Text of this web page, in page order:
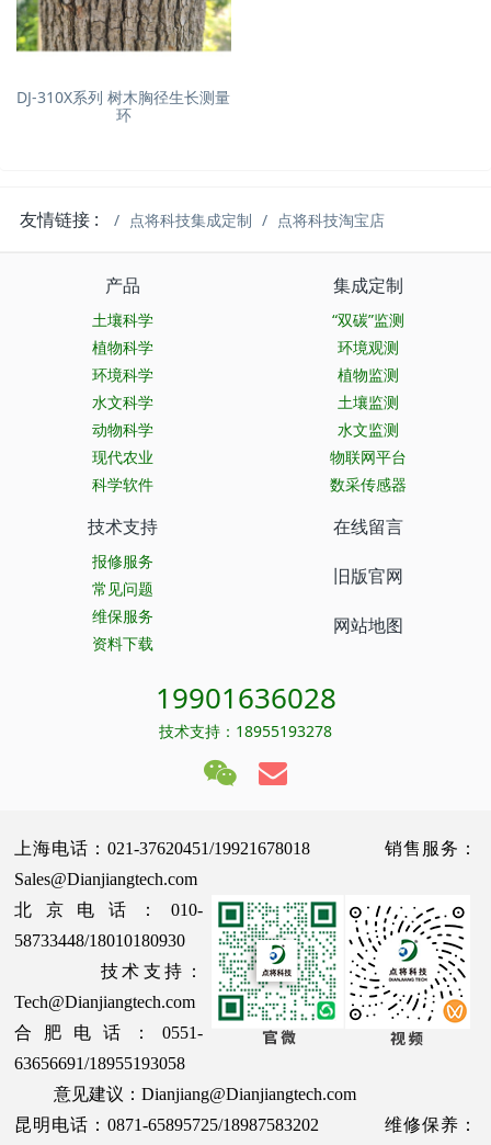
DJ-310X系列 树木胸径生长测量
环
友情链接 : 点将科技集成定制 点将科技淘宝店
产品
土壤科学
植物科学
环境科学
水文科学
动物科学
现代农业
科学软件
集成定制
“双碳”监测
环境观测
植物监测
土壤监测
水文监测
物联网平台
数采传感器
技术支持
报修服务
常见问题
维保服务
资料下载
在线留言
旧版官网
网站地图
19901636028
技术支持：18955193278
上海电话：021-37620451/19921678018 销售服务：
Sales@Dianjiangtech.com
北京电话：010-
58733448/18010180930
技术支持：
Tech@Dianjiangtech.com
合肥电话：0551-
63656691/18955193058
意见建议：Dianjiang@Dianjiangtech.com
昆明电话：0871-65895725/18987583202 维修保养：